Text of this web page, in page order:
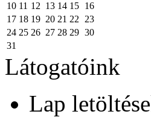
10 11 12 13 14 15 16
17 18 19 20 21 22
23
24 25 26 27 28 29 30
31
Látogatóink
Lap